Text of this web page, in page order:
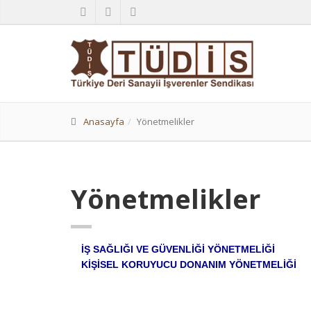
Anasayfa Yönetmelikler
Yönetmelikler
İŞ SAĞLIĞI VE GÜVENLİĞİ YÖNETMELİĞİ
KİŞİSEL KORUYUCU DONANIM YÖNETMELİĞİ